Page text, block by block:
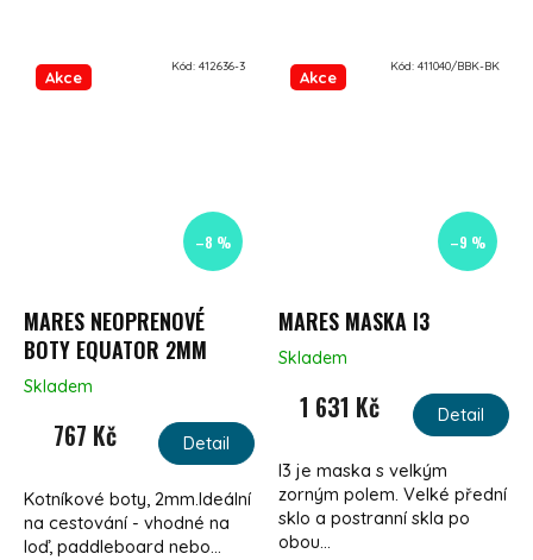
Akce
–8 %
MARES NEOPRENOVÉ
BOTY EQUATOR 2MM
Skladem
767 Kč Detail
Kotníkové boty, 2mm.Ideální
na cestování - vhodné na
loď, paddleboard nebo...
Kód: 412636-3
Akce
–9 %
MARES MASKA I3
Skladem
1 631 Kč Detail
I3 je maska s velkým
zorným polem. Velké přední
sklo a postranní skla po
obou...
Kód: 411040/BBK-BK